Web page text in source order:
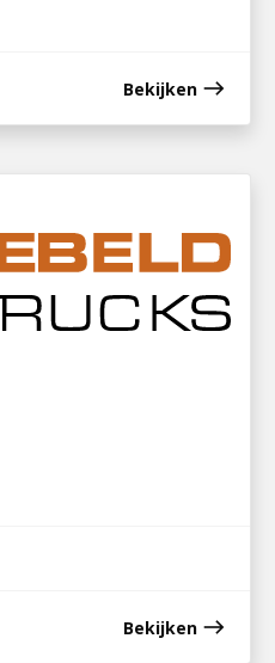
Bekijken east
Bekijken east